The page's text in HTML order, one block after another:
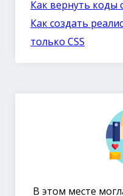
Как вернуть коды
Как создать
только CSS
В этом месте